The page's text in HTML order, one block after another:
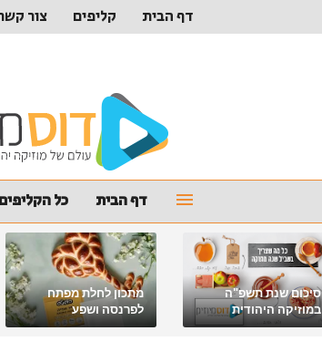
דף הבית קליפים צור
דף הבית כל
סיכום שנת תשפ"ה
במוזיקה היהודית
מתכון לחלת מפתח
לפרנסה ושפע